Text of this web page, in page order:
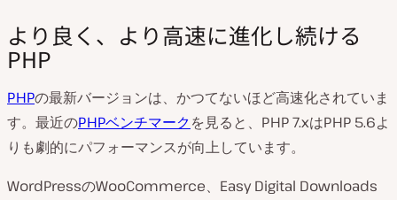
より良く、より高速に進化し続ける
PHP
PHPの最新バージョンは、かつてないほど高速化されていま
す。最近のPHPベンチマークを見ると、PHP 7.xはPHP 5.6よ
りも劇的にパフォーマンスが向上しています。
WordPressのWooCommerce、Easy Digital Downloads